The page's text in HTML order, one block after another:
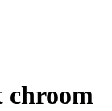
chroom